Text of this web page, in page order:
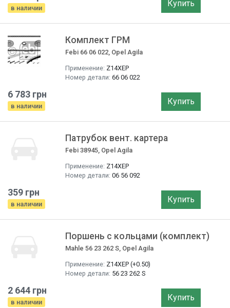
в наличии Купить
Комплект ГРМ
Febi 66 06 022, Opel Agila
Применение: Z14XEP
Номер детали: 66 06 022
6 783 грн
в наличии Купить
Патрубок вент. картера
Febi 38945, Opel Agila
Применение: Z14XEP
Номер детали: 06 56 092
359 грн
в наличии Купить
Поршень с кольцами (комплект)
Mahle 56 23 262 S, Opel Agila
Применение: Z14XEP (+0.50)
Номер детали: 56 23 262 S
2 644 грн
в наличии Купить